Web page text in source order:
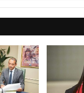
وأعضاء
الزراعية من الموافقة على
ما بين مزارع ومشروع
اجمالى ما تم صرفه خلال